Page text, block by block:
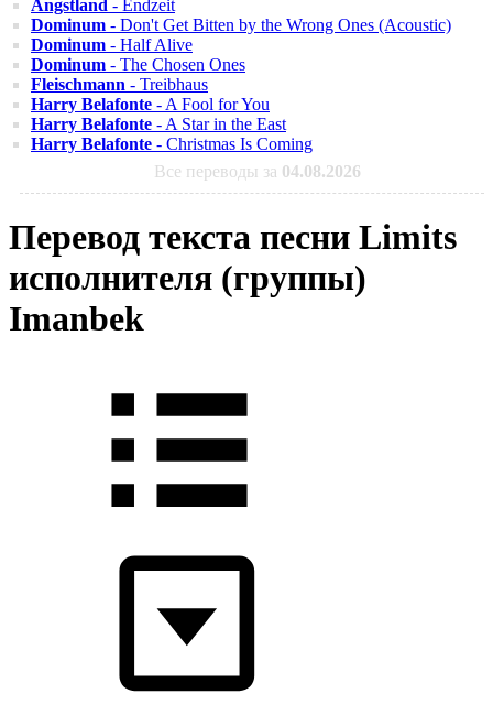
Angstland - Endzeit
Dominum - Don't Get Bitten by the Wrong Ones (Acoustic)
Dominum - Half Alive
Dominum - The Chosen Ones
Fleischmann - Treibhaus
Harry Belafonte - A Fool for You
Harry Belafonte - A Star in the East
Harry Belafonte - Christmas Is Coming
Все переводы за 04.08.2026
Перевод текста песни Limits
исполнителя (группы)
Imanbek